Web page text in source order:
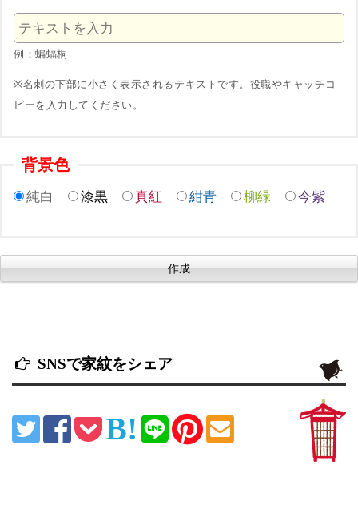
例：蝙蝠桐
※名刺の下部に小さく表示されるテキストです。役職やキャッチコ
ピーを入力してください。
背景色
純白 漆黒 真紅 紺青 柳緑 今紫
SNSで家紋をシェア